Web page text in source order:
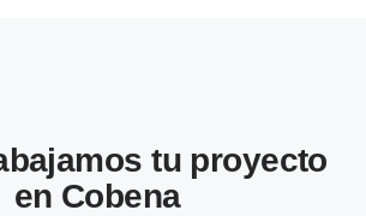
tu proyecto
en Cobena